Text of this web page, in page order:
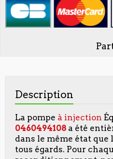
Description
La pompe à injection
0460494108 a été
dans le même état que
tous égards. Pour